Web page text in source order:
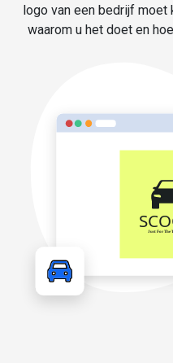
logo van een bedrijf moet
waarom u het doet en